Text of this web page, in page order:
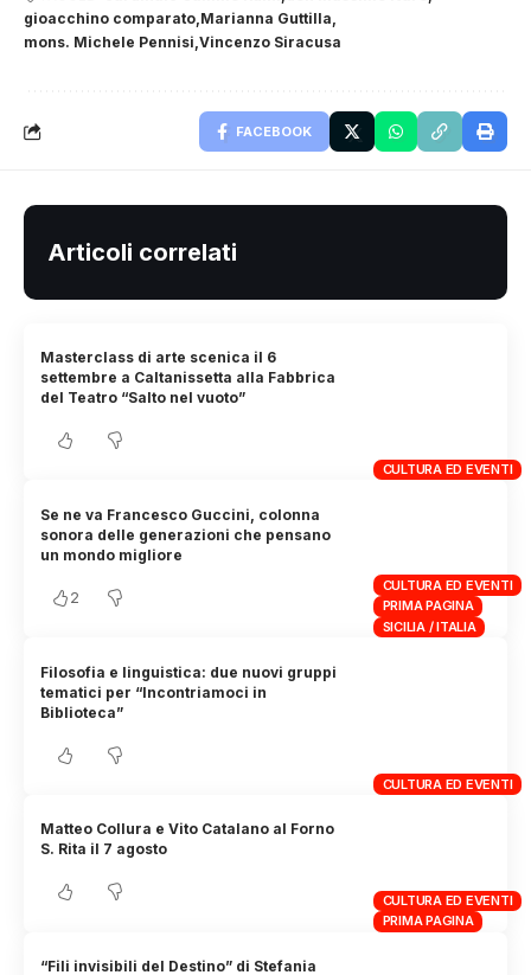
gioacchino comparato Marianna Guttilla
mons. Michele Pennisi Vincenzo Siracusa
FACEBOOK
Articoli correlati
CULTURA ED EVENTI
Masterclass di arte scenica il 6
settembre a Caltanissetta alla Fabbrica
del Teatro “Salto nel vuoto”
CULTURA ED EVENTI
PRIMA PAGINA
SICILIA / ITALIA
Se ne va Francesco Guccini, colonna
sonora delle generazioni che pensano
un mondo migliore
2
CULTURA ED EVENTI
Filosofia e linguistica: due nuovi gruppi
tematici per “Incontriamoci in
Biblioteca”
CULTURA ED EVENTI
PRIMA PAGINA
Matteo Collura e Vito Catalano al Forno
S. Rita il 7 agosto
“Fili invisibili del Destino” di Stefania